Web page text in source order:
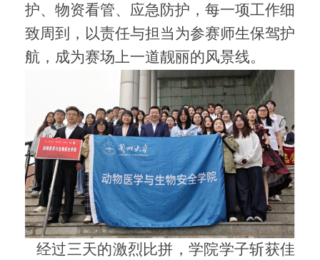
护、物资看管、应急防护，每一项工作细
致周到，以责任与担当为参赛师生保驾护
航，成为赛场上一道靓丽的风景线。
经过三天的激烈比拼，学院学子斩获佳